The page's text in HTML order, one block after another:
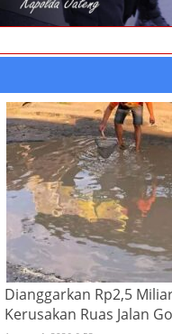
Dianggarkan Rp2,5
Kerusakan Ruas Jalan